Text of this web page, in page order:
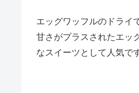
エッグワッフルのドライ
甘さがプラスされたエッ
なスイーツとして人気で